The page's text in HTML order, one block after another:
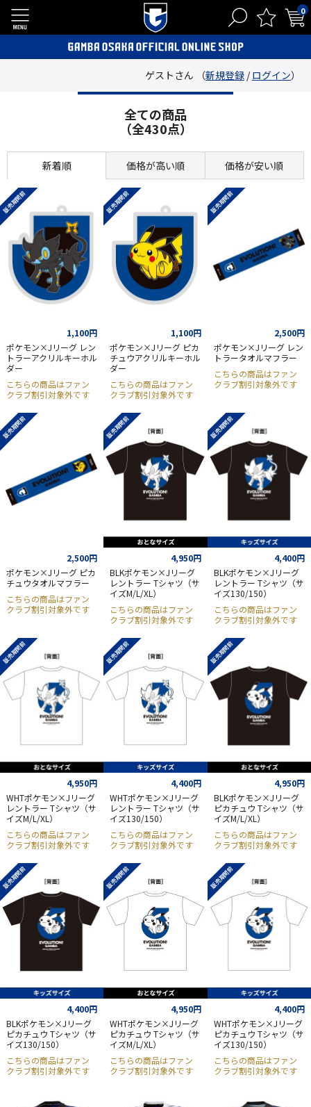
0
ゲストさん （新規登録 /ログイン）
全ての商品
（全430点）
新着順 価格が高い順 価格が安い順
販売期間前
1,100円
ポケモン×Jリーグ レン
トラーアクリルキーホル
ダー
こちらの商品はファン
クラブ割引対象外です
販売期間前
1,100円
ポケモン×Jリーグ ピカ
チュウアクリルキーホル
ダー
こちらの商品はファン
クラブ割引対象外です
販売期間前
2,500円
ポケモン×Jリーグ レン
トラータオルマフラー
こちらの商品はファン
クラブ割引対象外です
販売期間前
2,500円
ポケモン×Jリーグ ピカ
チュウタオルマフラー
こちらの商品はファン
クラブ割引対象外です
販売期間前
4,950円
BLKポケモン×Jリーグ
レントラー Tシャツ（サ
イズM/L/XL）
こちらの商品はファン
クラブ割引対象外です
販売期間前
4,400円
BLKポケモン×Jリーグ
レントラー Tシャツ（サ
イズ130/150）
こちらの商品はファン
クラブ割引対象外です
販売期間前
4,950円
WHTポケモン×Jリーグ
レントラー Tシャツ（サ
イズM/L/XL）
こちらの商品はファン
クラブ割引対象外です
販売期間前
4,400円
WHTポケモン×Jリーグ
レントラー Tシャツ（サ
イズ130/150）
こちらの商品はファン
クラブ割引対象外です
販売期間前
4,950円
BLKポケモン×Jリーグ
ピカチュウ Tシャツ（サ
イズM/L/XL）
こちらの商品はファン
クラブ割引対象外です
販売期間前
4,400円
BLKポケモン×Jリーグ
ピカチュウ Tシャツ（サ
イズ130/150）
こちらの商品はファン
クラブ割引対象外です
販売期間前
4,950円
WHTポケモン×Jリーグ
ピカチュウ Tシャツ（サ
イズM/L/XL）
こちらの商品はファン
クラブ割引対象外です
販売期間前
4,400円
WHTポケモン×Jリーグ
ピカチュウ Tシャツ（サ
イズ130/150）
こちらの商品はファン
クラブ割引対象外です